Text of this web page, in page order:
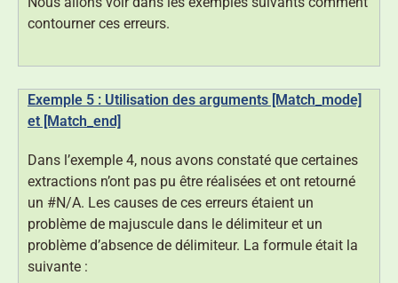
contourner ces erreurs.
Exemple 5 : Utilisation des arguments [Match_mode]
et [Match_end]
Dans l’exemple 4, nous avons constaté que certaines
extractions n’ont pas pu être réalisées et ont retourné
un #N/A. Les causes de ces erreurs étaient un
problème de majuscule dans le délimiteur et un
problème d’absence de délimiteur. La formule était la
suivante :